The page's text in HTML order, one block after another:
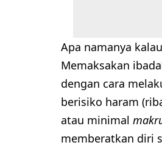
Apa namanya
Memaksakan
dengan cara
berisiko haram
atau minimal
memberatkan diri